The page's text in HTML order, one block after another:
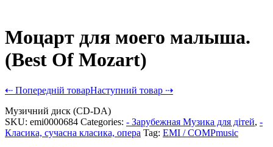
Моцарт для моего малыша.
(Best Of Mozart)
⇠ Попередній товарНаступний товар ⇢
Музичний диск (CD-DA)
SKU: emi0000684 Categories: - Зарубежная Музика для дітей, -
Класика, сучасна класика, опера Tag: EMI / COMPmusic